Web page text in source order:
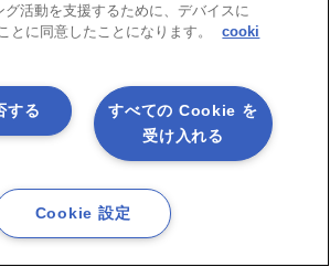
パートナープログラム
グ活動を支援するために、デバイスに
とに同意したことになります。
cooki
すべての Cookie を
受け入れる
する
Cookie 設定